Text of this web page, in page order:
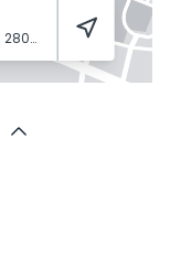
28006